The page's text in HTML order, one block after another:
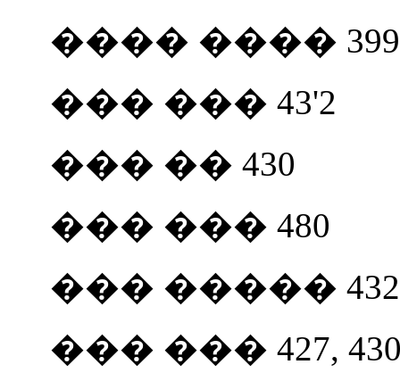
���� ���� 399
��� ��� 43'2
��� �� 430
��� ��� 480
��� ����� 432
��� ��� 427, 430,